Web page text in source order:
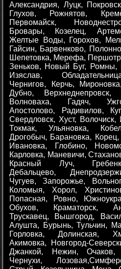
Александрия, Луцк,
Глухов, Рожнятов,
Первомайск,
Бровары, Козелец,
Желтые Воды, Горохов,
Гайсин, Барвенково,
Шепетовка, Мерефа,
Зеньков, Новый Буг, Ромны,
Изяслав,
Чернигов, Керчь,
Дубно,
Волноваха, Гадяч,
Апостолово, Радивилов,
Свердловск, Хуст,
Токмак, Ульяновка,
Дрогобыч, Барановка,
Ивановка, Глобино,
Карловка, Маневичи,
Красный Луч,
Дебальцево,
Чугуев, Запорожье,
Коломыя, Хорол,
Попасная, Ровно,
Обухов, Краматорск,
Трускавец, Вышгород,
Алушта, Бурынь, Тульчин,
Горловка, Долинская,
Акимовка, Новгород-
Джанкой, Нежин, Очаков,
Чернухи,